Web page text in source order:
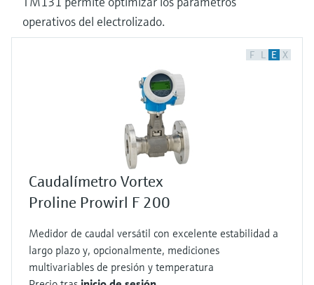
operativos del electrolizado.
F L E X
Caudalímetro Vortex
Proline Prowirl F 200
Medidor de caudal versátil con excelente estabilidad a
largo plazo y, opcionalmente, mediciones
multivariables de presión y temperatura